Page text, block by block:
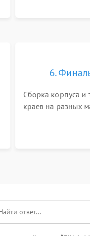
6.
Сборка корпуса и
краев на разных
плотные ткани).